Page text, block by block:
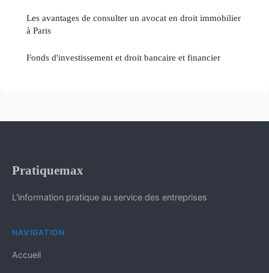
Les avantages de consulter un avocat en droit immobilier
à Paris
Fonds d'investissement et droit bancaire et financier
Pratiquemax
L'information pratique au service des entreprises
NAVIGATION
Accueil